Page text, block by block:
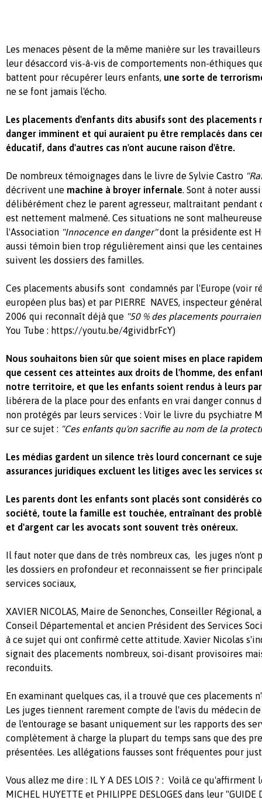
Les menaces pèsent de la même manière sur les
leur désaccord vis-à-vis de comportements non-éthiques
battent pour récupérer leurs enfants, une sorte de
ne se font jamais l'écho.
Les placements d'enfants dits abusifs sont des placements
danger imminent et qui auraient pu être remplacés dans
éducatif, dans d'autres cas n'ont aucune raison d'être.
De nombreux témoignages dans le livre de Sylvie Castro
décrivent une machine à broyer infernale. Sont à noter
délibérément chez le parent agresseur, maltraitant
est nettement malmené. Ces situations ne sont
l'Association "Innocence en danger"dont la présidente est
aussi témoin bien trop régulièrement ainsi que les
suivent les dossiers des familles.
Ces placements abusifs sont condamnés par l'Europe (voir
européen plus bas) et par PIERRE NAVES, inspecteur
2006 qui reconnaît déjà que "50 % des placements
You Tube : https://youtu.be/4gividbrFcY)
Nous souhaitons bien sûr que soient mises en place
que cessent ces atteintes aux droits de l'homme, des
notre territoire, et que les enfants soient rendus à leurs
libérera de la place pour des enfants en vrai danger connus
non protégés par leurs services : Voir le livre du psychiatre
sur ce sujet : "Ces enfants qu'on sacrifie au nom de la
Les médias gardent un silence très lourd concernant ce
assurances juridiques excluent les litiges avec les services
Les parents dont les enfants sont placés sont considérés
société, toute la famille est touchée, entraînant des
et d'argent car les avocats sont souvent très onéreux.
Il faut noter que dans de très nombreux cas, les juges n'ont
les dossiers en profondeur et reconnaissent se fier
services sociaux,
XAVIER NICOLAS, Maire de Senonches, Conseiller
Conseil Départemental et ancien Président des Services
à ce sujet qui ont confirmé cette attitude. Xavier Nicolas
signait des placements nombreux, soi-disant provisoires
reconduits.
En examinant quelques cas, il a trouvé que ces placements
Les juges tiennent rarement compte de l'avis du médecin
de l'entourage se basant uniquement sur les rapports des
complètement à charge la plupart du temps sans que des
présentées. Les allégations fausses sont fréquentes pour
Vous allez me dire : IL Y A DES LOIS ? : Voilà ce qu'affirment
MICHEL HUYETTE et PHILIPPE DESLOGES dans leur "GUIDE